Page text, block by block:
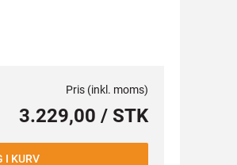
Pris (inkl. moms)
3.229,00 / STK
I KURV